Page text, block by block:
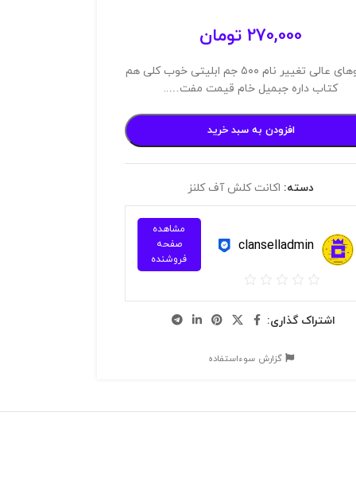
270,000 تومان
هیروهای عالی تغییر نام ۵۰۰ جم ابلیتی خوب کلی هم
کتاب داره جبمیل خام قیمت مفت…..
افزودن به سبد خرید
دسته: اکانت کلش آف کلنز
clanselladmin
مشاهده
صفحه
فروشنده
اشتراک گذاری:
گزارش سوءاستفاده